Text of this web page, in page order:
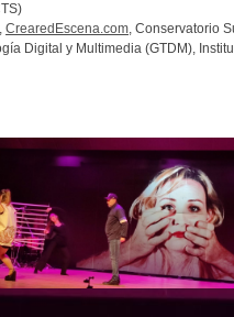
CrearedEscena.com, Conservatorio
Digital y Multimedia (GTDM),